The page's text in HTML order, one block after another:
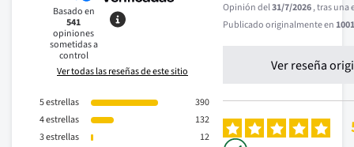
Basado en
541
opiniones
sometidas a
control
Ver todas las reseñas de este sitio
5estrellas
390
4estrellas
132
3estrellas
12
Opinión del31/7/2026, tras una
Publicado originalmente en
Ver reseña